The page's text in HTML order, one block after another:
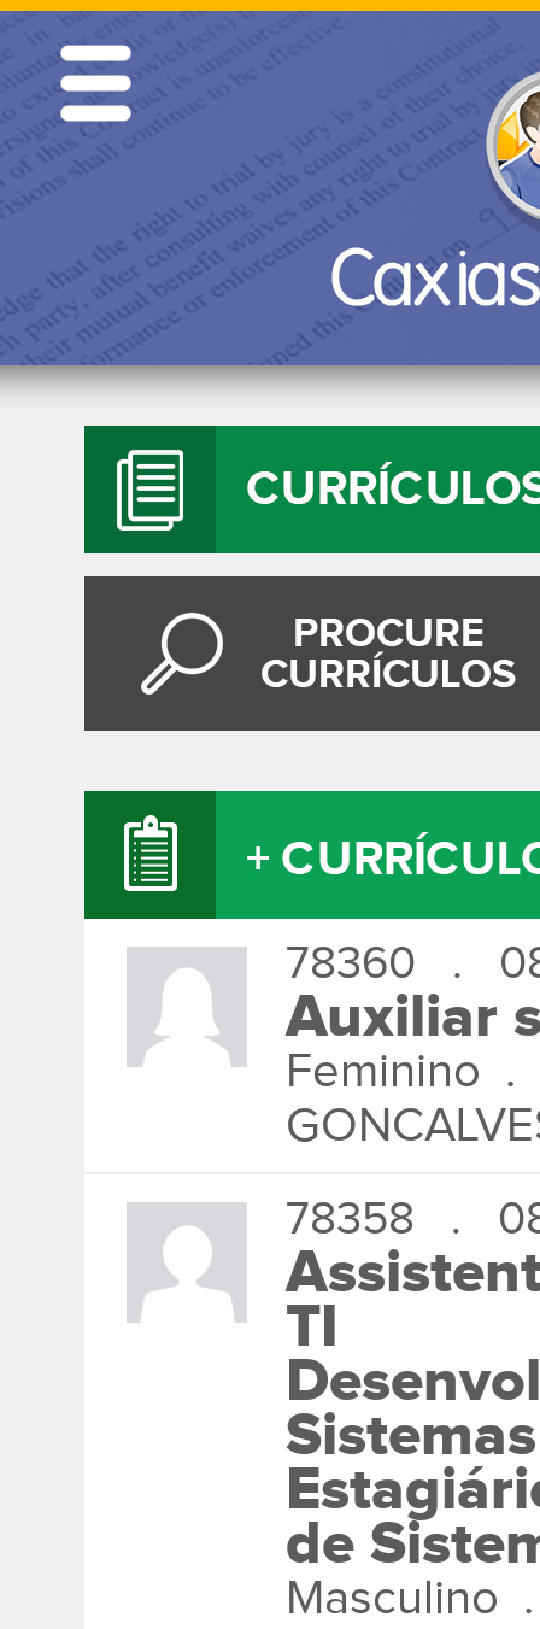
78360 .
Auxiliar
Feminino .
78358 .
TI
Sistemas
de
Masculino